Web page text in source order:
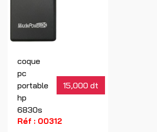
coque
pc
portable
hp
6830s
15,000 dt
Réf : 00312